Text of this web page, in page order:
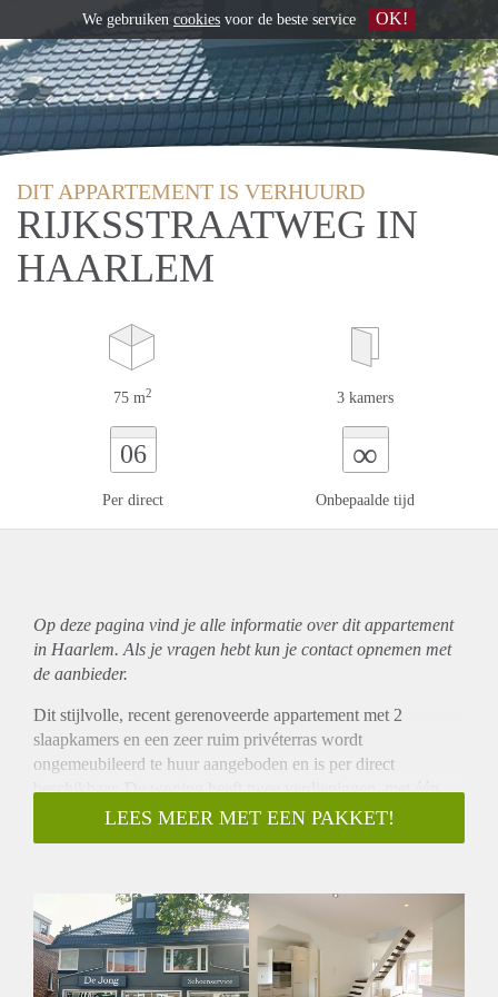
DIT APPARTEMENT IS VERHUURD
RIJKSSTRAATWEG IN
HAARLEM
75 m2 3 kamers
06
Per direct
∞
Onbepaalde tijd
Op deze pagina vind je alle informatie over ditappartement
in Haarlem. Als je vragen hebt kun je contact opnemen met
de aanbieder.
Dit stijlvolle, recent gerenoveerde appartement met 2
slaapkamers en een zeer ruim privéterras wordt
ongemeubileerd te huur aangeboden en is per direct
beschikbaar. De woning heeft twee verdiepingen, met één
slaapkamer op de eerste verdieping en een tweede
slaapkamer met zicht op de balkenlaag op de bovenste
binnenklimaat.
De woning ligt aan de Rijksstraatweg, op slechts enkele
minuten van station Haarlem en het stadscentrum. Deze
populaire buurt staat bekend om zijn goede mix van lokale
LEES MEER MET EEN PAKKET!
We gebruiken cookies voor de beste service OK!